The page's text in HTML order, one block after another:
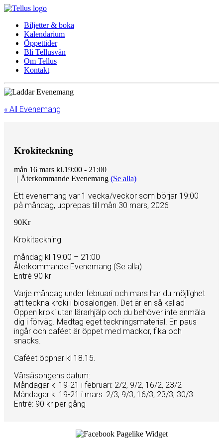
Biljetter & boka
Kalendarium
Öppettider
Bli Tellusvän
Om Tellus
Kontakt
« All Evenemang
Krokiteckning
mån 16 mars kl.19:00 - 21:00
| Återkommande Evenemang (Se alla)
Ett evenemang var 1 vecka/veckor som börjar 19:00
på måndag, upprepas till mån 30 mars, 2026
90Kr
Krokiteckning
måndag kl 19:00 – 21:00
Återkommande Evenemang (Se alla)
Entré 90 kr
Varje måndag under februari och mars har du möjlighet
att teckna kroki i biosalongen. Det är en så kallad
Öppen kroki utan lärarhjälp och du behöver inte anmäla
dig i förväg. Medtag eget teckningsmaterial. En paus
ingår och caféet är öppet med mackor, fika och
snacks.
Caféet öppnar kl 18.15.
Vårsäsongens datum:
Måndagar kl 19-21 i februari: 2/2, 9/2, 16/2, 23/2
Måndagar kl 19-21 i mars: 2/3, 9/3, 16/3, 23/3, 30/3
Entré: 90 kr per gång